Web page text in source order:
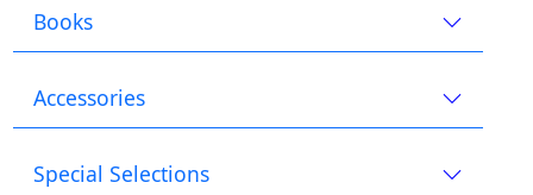
Books
Accessories
Special Selections